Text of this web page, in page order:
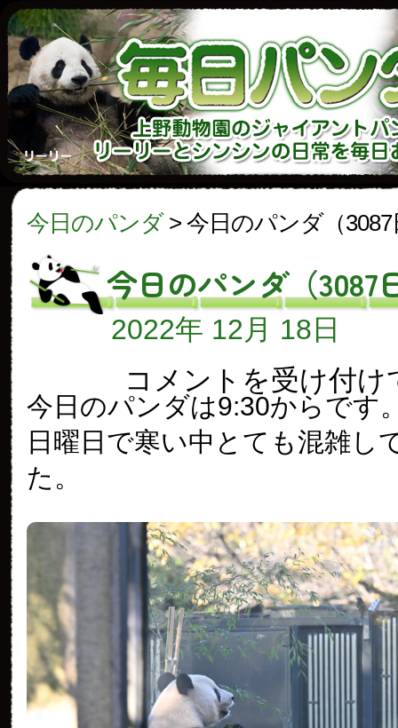
今日のパンダ> 今日のパンダ（3087
今日のパンダ（3087
2022年 12月 18日
今
日
の
パ
ン
ダ
目）
は
コメントを受け付け
今日のパンダは9:30からです
日曜日で寒い中とても混雑し
た。